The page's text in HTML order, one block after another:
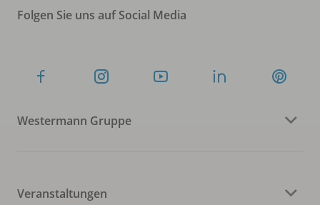
Folgen Sie uns auf Social Media
Westermann Gruppe
Veranstaltungen